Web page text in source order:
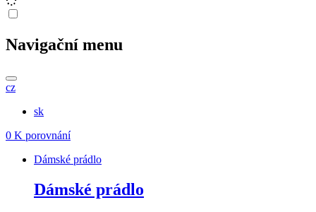
Navigační menu
cz
sk
0 K porovnání
Dámské prádlo
Dámské prádlo